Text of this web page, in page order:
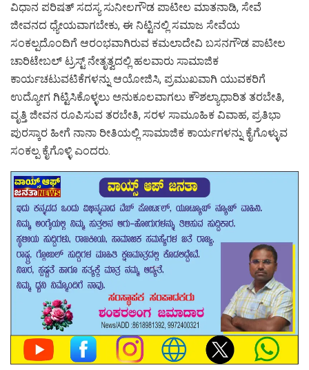
ವಿಧಾನ ಪರಿಷತ್ ಸದಸ್ಯ ಸುನೀಲಗೌಡ ಪಾಟೀಲ ಮಾತನಾಡಿ, ಸೇವೆ
ಜೀವನದ ಧ್ಯೇಯವಾಗಬೇಕು, ಈ ನಿಟ್ಟಿನಲ್ಲಿ ಸಮಾಜ ಸೇವೆಯ
ಸಂಕಲ್ಪದೊಂದಿಗೆ ಆರಂಭವಾಗಿರುವ ಕಮಲಾದೇವಿ ಬಸನಗೌಡ ಪಾಟೀಲ
ಚಾರಿಟೇಬಲ್ ಟ್ರಸ್ಟ್ ನೇತೃತ್ವದಲ್ಲಿ ಹಲವಾರು ಸಾಮಾಜಿಕ
ಕಾರ್ಯಚಟುವಟಿಕೆಗಳನ್ನು ಆಯೋಜಿಸಿ, ಪ್ರಮುಖವಾಗಿ ಯುವಕರಿಗೆ
ಉದ್ಯೋಗ ಗಿಟ್ಟಿಸಿಕೊಳ್ಳಲು ಅನುಕೂಲವಾಗಲು ಕೌಶಲ್ಯಾಧಾರಿತ ತರಬೇತಿ,
ವೃತ್ತಿ ಜೀವನ ರೂಪಿಸುವ ತರಬೇತಿ, ಸರಳ ಸಾಮೂಹಿಕ ವಿವಾಹ, ಪ್ರತಿಭಾ
ಪುರಸ್ಕಾರ ಹೀಗೆ ನಾನಾ ರೀತಿಯಲ್ಲಿ ಸಾಮಾಜಿಕ ಕಾರ್ಯಗಳನ್ನು ಕೈಗೊಳ್ಳುವ
ಸಂಕಲ್ಪ ಕೈಗೊಳ್ಳಿ ಎಂದರು.